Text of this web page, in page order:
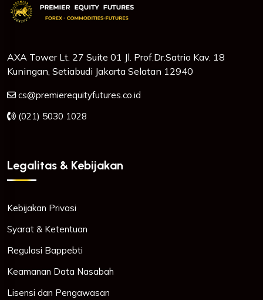
AXA Tower Lt. 27 Suite 01 Jl. Prof.Dr.Satrio Kav. 18
Kuningan, Setiabudi Jakarta Selatan 12940
cs@premierequityfutures.co.id
(021) 5030 1028
Legalitas & Kebijakan
Kebijakan Privasi
Syarat & Ketentuan
Regulasi Bappebti
Keamanan Data Nasabah
Lisensi dan Pengawasan